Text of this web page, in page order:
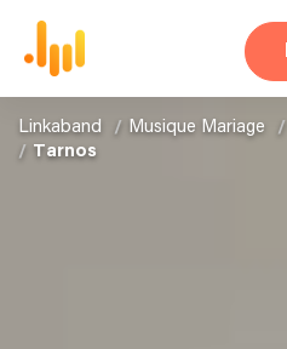
Linkaband Musique Mariage
Tarnos